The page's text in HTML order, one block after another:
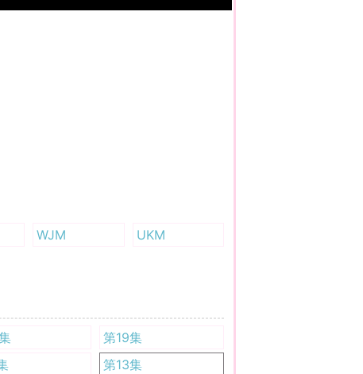
WJM
UKM
第19集
第13集